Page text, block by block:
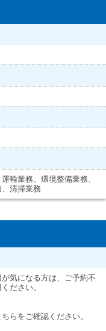
輸業務、環境整備業務、
清掃業務
気になる方は、ご予約不
ださい。
らをご確認ください。